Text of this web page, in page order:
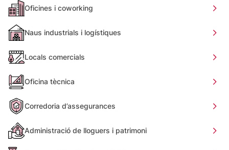
Oficines i coworking
Naus industrials i logístiques
Locals comercials
Oficina tècnica
Corredoria d’assegurances
Administració de lloguers i patrimoni